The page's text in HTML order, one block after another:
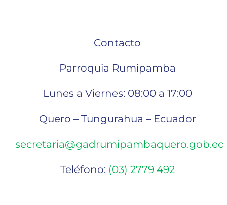
Contacto
Parroquia Rumipamba
Lunes a Viernes: 08:00 a 17:00
Quero – Tungurahua – Ecuador
secretaria@gadrumipambaquero.gob.ec
Teléfono: (03) 2779 492